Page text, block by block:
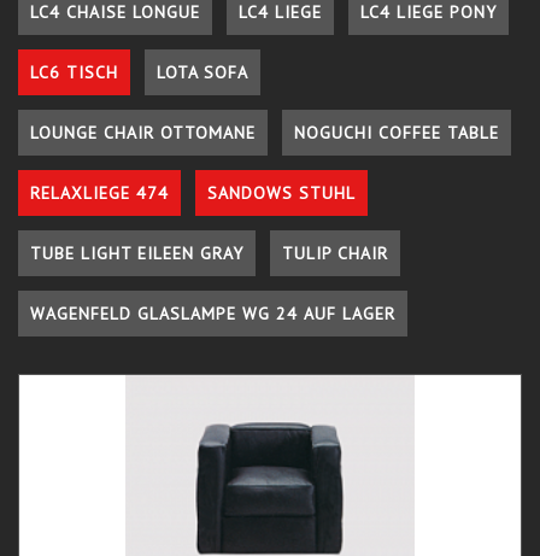
LC4 CHAISE LONGUE LC4 LIEGE LC4 LIEGE PONY
LC6 TISCH LOTA SOFA
LOUNGE CHAIR OTTOMANE NOGUCHI COFFEE TABLE
RELAXLIEGE 474 SANDOWS STUHL
TUBE LIGHT EILEEN GRAY TULIP CHAIR
WAGENFELD GLASLAMPE WG 24 AUF LAGER